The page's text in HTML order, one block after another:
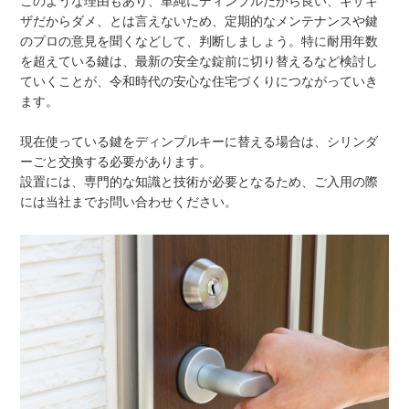
ザだからダメ、とは言えないため、定期的なメンテナンスや鍵
のプロの意見を聞くなどして、判断しましょう。特に耐用年数
を超えている鍵は、最新の安全な錠前に切り替えるなど検討し
ていくことが、令和時代の安心な住宅づくりにつながっていき
ます。
現在使っている鍵をディンプルキーに替える場合は、シリンダ
ーごと交換する必要があります。
設置には、専門的な知識と技術が必要となるため、ご入用の際
には当社までお問い合わせください。